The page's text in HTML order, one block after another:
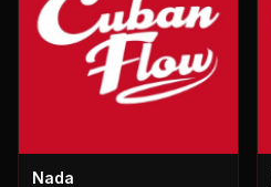
Nada